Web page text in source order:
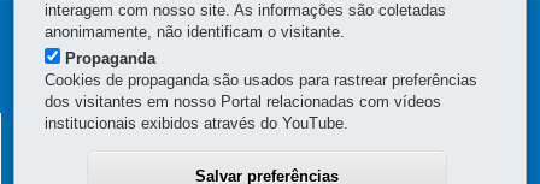
Navegação
principal
SECRETARIA DA FAZENDA
interagem com nosso site. As informações são coletadas
anonimamente, não identificam o visitante.
Propaganda
Cookies de propaganda são usados para rastrear preferências
dos visitantes em nosso Portal relacionadas com vídeos
institucionais exibidos através do YouTube.
Salvar preferências